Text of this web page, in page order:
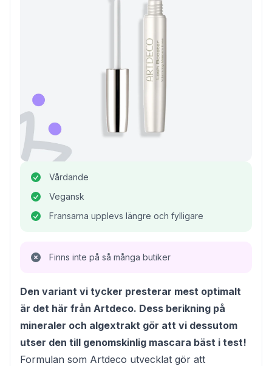
Vårdande
Vegansk
Fransarna upplevs längre och fylligare
Finns inte på så många butiker
Den variant vi tycker presterar mest optimalt
är det här från Artdeco. Dess berikning på
mineraler och algextrakt gör att vi dessutom
utser den till genomskinlig mascara bäst i test!
Formulan som Artdeco utvecklat gör att